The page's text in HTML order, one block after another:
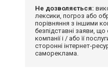
Не дозволяється:
лексики, погроз або
порівняння з іншими
безпідставні заяви,
компанії і / або її
сторонні інтернет-
самореклама.